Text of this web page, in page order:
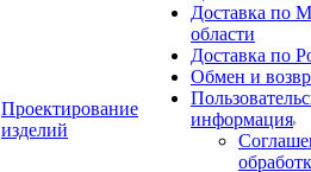
Проектирование
изделий
Доставка по
области
Доставка по
Обмен и
информация